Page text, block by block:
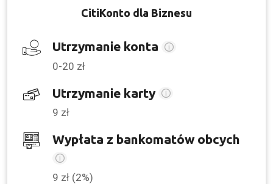
CitiKonto dla Biznesu
Utrzymanie konta
0-20 zł
Utrzymanie karty
9 zł
Wypłata z bankomatów obcych
9 zł (2%)